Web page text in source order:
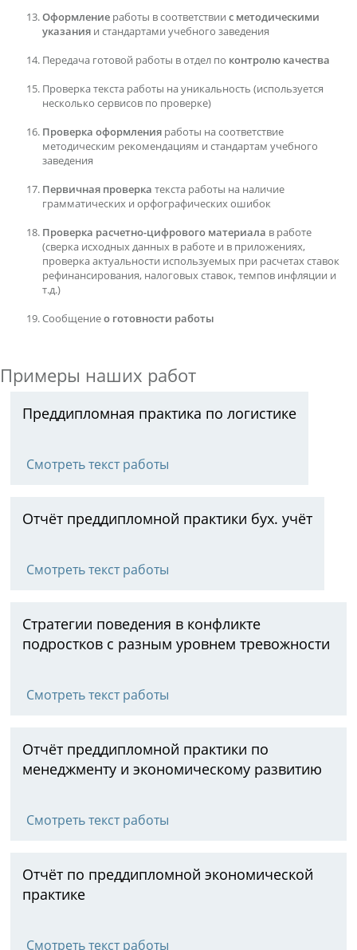
Оформление работы в соответствии с методическими
указания и стандартами учебного заведения
Передача готовой работы в отдел по контролю качества
Проверка текста работы на уникальность (используется
несколько сервисов по проверке)
Проверка оформления работы на соответствие
методическим рекомендациям и стандартам учебного
заведения
Первичная проверка текста работы на наличие
грамматических и орфографических ошибок
Проверка расчетно-цифрового материала в работе
(сверка исходных данных в работе и в приложениях,
проверка актуальности используемых при расчетах ставок
рефинансирования, налоговых ставок, темпов инфляции и
т.д.)
Сообщениео готовности работы
Примеры наших работ
Преддипломная практика по логистике
Смотреть текст работы
Отчёт преддипломной практики бух. учёт
Смотреть текст работы
Стратегии поведения в конфликте
подростков с разным уровнем тревожности
Смотреть текст работы
Отчёт преддипломной практики по
менеджменту и экономическому развитию
Смотреть текст работы
Отчёт по преддипломной экономической
практике
Смотреть текст работы